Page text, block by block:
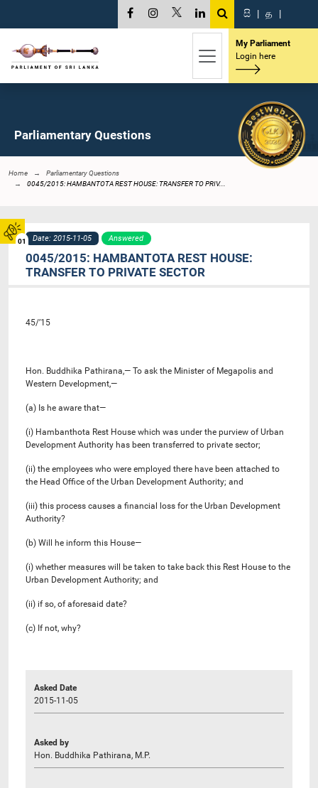
01
සි | த |
My Parliament
Login here
Parliamentary Questions
Home
Parliamentary Questions
0045/2015: HAMBANTOTA REST HOUSE: TRANSFER TO PRIV...
Date: 2015-11-05 Answered
0045/2015: HAMBANTOTA REST HOUSE:
TRANSFER TO PRIVATE SECTOR
45/’15
Hon. Buddhika Pathirana,— To ask the Minister of Megapolis and
Western Development,—
(a) Is he aware that—
(i) Hambanthota Rest House which was under the purview of Urban
Development Authority has been transferred to private sector;
(ii) the employees who were employed there have been attached to
the Head Office of the Urban Development Authority; and
(iii) this process causes a financial loss for the Urban Development
Authority?
(b) Will he inform this House—
(i) whether measures will be taken to take back this Rest House to the
Urban Development Authority; and
(ii) if so, of aforesaid date?
(c) If not, why?
Asked Date
2015-11-05
Asked by
Hon. Buddhika Pathirana, M.P.